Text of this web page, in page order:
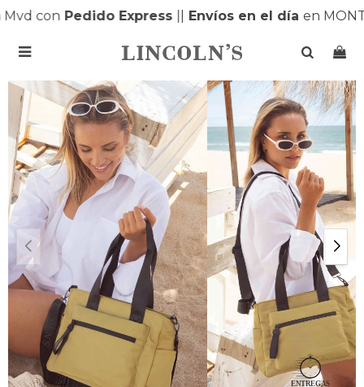
conPedido Express|| Envíos en el díaen
